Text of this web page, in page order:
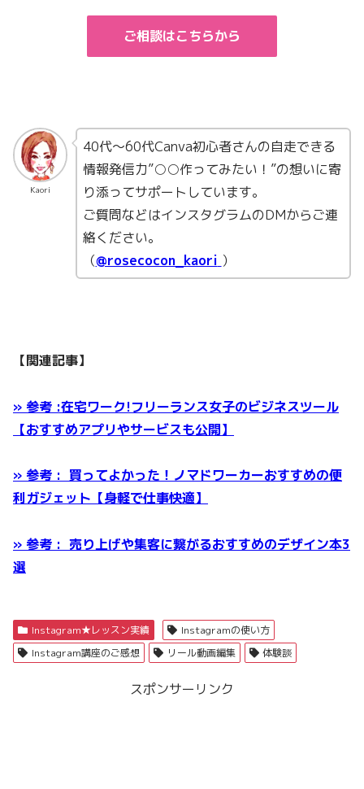
ご相談はこちらから
Kaori
40代〜60代Canva初心者さんの自走できる
情報発信力”○○作ってみたい！”の想いに寄
り添ってサポートしています。
ご質問などはインスタグラムのDMからご連
絡ください。
（@rosecocon_kaori ）
【関連記事】
» 参考 :在宅ワーク!フリーランス女子のビジネスツール
【おすすめアプリやサービスも公開】
» 参考 : 買ってよかった！ノマドワーカーおすすめの便
利ガジェット【身軽で仕事快適】
» 参考 : 売り上げや集客に繋がるおすすめのデザイン本3
選
Instagram★レッスン実績
Instagramの使い方
Instagram講座のご感想
リール動画編集 体験談
スポンサーリンク